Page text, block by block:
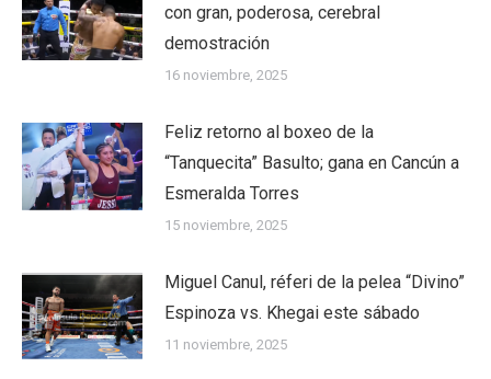
con gran, poderosa, cerebral
demostración
16 noviembre, 2025
Feliz retorno al boxeo de la
“Tanquecita” Basulto; gana en Cancún a
Esmeralda Torres
15 noviembre, 2025
Miguel Canul, réferi de la pelea “Divino”
Espinoza vs. Khegai este sábado
11 noviembre, 2025